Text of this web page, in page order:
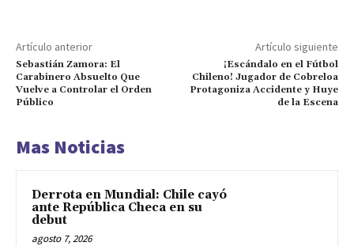
Artículo anterior
Sebastián Zamora: El
Carabinero Absuelto Que
Vuelve a Controlar el Orden
Público
Artículo siguiente
¡Escándalo en el Fútbol
Chileno! Jugador de Cobreloa
Protagoniza Accidente y Huye
de la Escena
Mas Noticias
Derrota en Mundial: Chile cayó
ante República Checa en su
debut
agosto 7, 2026